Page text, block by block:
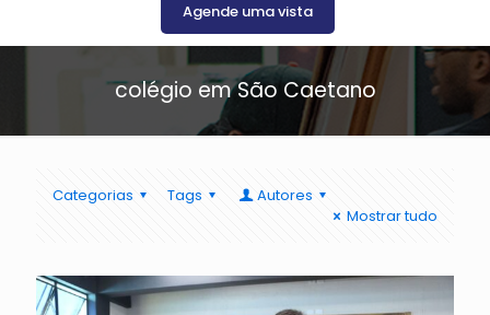
Agende uma vista
colégio em São Caetano
Categorias Tags
Autores
Mostrar tudo